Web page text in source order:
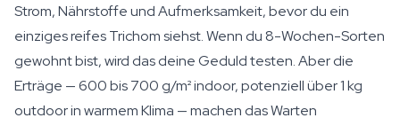
Strom, Nährstoffe und Aufmerksamkeit, bevor du ein
einziges reifes Trichom siehst. Wenn du 8-Wochen-Sorten
gewohnt bist, wird das deine Geduld testen. Aber die
Erträge — 600 bis 700 g/m² indoor, potenziell über 1 kg
outdoor in warmem Klima — machen das Warten